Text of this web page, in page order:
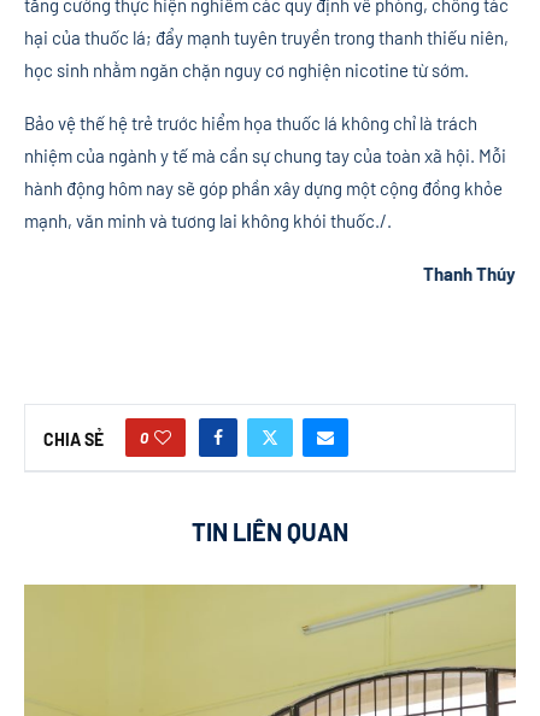
tăng cường thực hiện nghiêm các quy định về phòng, chống tác
hại của thuốc lá; đẩy mạnh tuyên truyền trong thanh thiếu niên,
học sinh nhằm ngăn chặn nguy cơ nghiện nicotine từ sớm.
Bảo vệ thế hệ trẻ trước hiểm họa thuốc lá không chỉ là trách
nhiệm của ngành y tế mà cần sự chung tay của toàn xã hội. Mỗi
hành động hôm nay sẽ góp phần xây dựng một cộng đồng khỏe
mạnh, văn minh và tương lai không khói thuốc./.
Thanh Thúy
CHIA SẺ 0
TIN LIÊN QUAN